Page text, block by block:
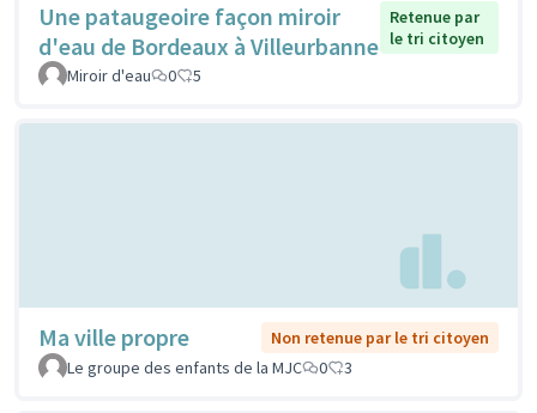
Une pataugeoire façon miroir
d'eau de Bordeaux à Villeurbanne
Retenue par
le tri citoyen
Miroir d'eau
0 5
Ma ville propre
Non retenue par le tri citoyen
Le groupe des enfants de la MJC
0 3